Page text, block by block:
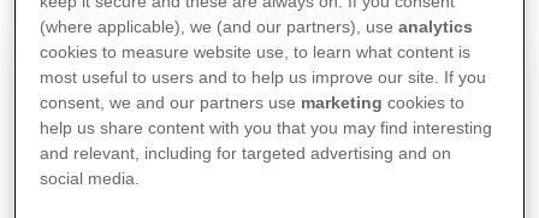
Pfizerli̇ Olmak
Pfizer Universe
Pfizer olarak yeni mezunları bünyemize
kattığımız ve geleceğin liderleri olarak
yetiştirdiğimiz kariyer programlarımıza
(where applicable), we (and our partners), useanalytics
cookies to measure website use, to learn what content is
most useful to users and to help us improve our site. If you
consent, we and our partners use marketing cookies to
help us share content with you that you may find interesting
and relevant, including for targeted advertising and on
social media.